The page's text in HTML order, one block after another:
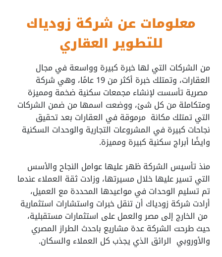
معلومات عن شركة زودياك
للتطوير العقاري
من الشركات التي لها خبرة كبيرة وواسعة في مجال
العقارات، وتمتلك خبرة أكثر من 19 عامًا، وهي شركة
مصرية تأسست لإنشاء مجمعات سكنية ضخمة ومميزة
ومتكاملة من كل شئ، ووضعت اسمها من ضمن الشركات
التي تمتلك مكانة مرموقة في العقارات بعد تحقيق
نجاحات كبيرة في المشروعات التجارية والوحدات السكنية
وايضًا أبراج سكنية كبيرة ومميزة.
منذ تأسيس الشركة ظهر عليها عوامل النجاح والأسس
التي تسير عليها خلال مسيرتها، وزادت ثقة العملاء عندما
تم تسليم الوحدات في مواعيدها المحددة مع العميل،
أرادت شركة زودياك أن تنقل خبرات واستشارات استثمارية
من الخارج إلى مصر والعمل على استثمارات مستقبلية،
حيث طرحت الشركة عدة مشاريع باحدث الطراز المصري
والأوروبي الرائق الذي يجذب كل العملاء والسكان.